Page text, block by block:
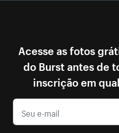
Acesse as fotos
do Burst antes de
inscrição em